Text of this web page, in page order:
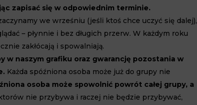
zapisać się w odpowiednim terminie.
we wrześniu (jeśli ktoś chce uczyć się dalej),
– płynnie i bez długich przerw. W każdym roku
zakłócają i spowalniają.
w naszym grafiku oraz gwarancję pozostania w
Każda spóźniona osoba może już do grupy nie
osoba może spowolnić powrót całej grupy, a
nie przybywa i raczej nie będzie przybywać,